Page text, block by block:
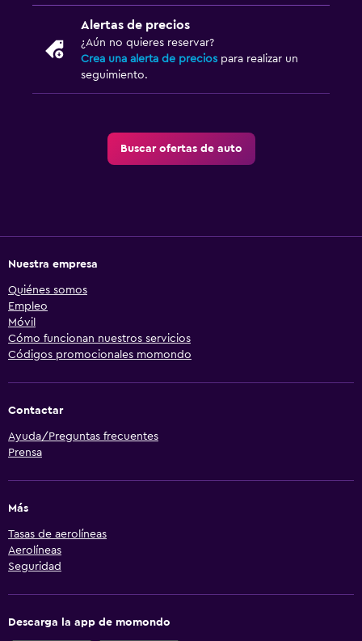
Alertas de precios
¿Aún no quieres reservar?
Crea una alerta de precios para realizar un
seguimiento.
Buscar ofertas de auto
Nuestra empresa
Quiénes somos
Empleo
Móvil
Cómo funcionan nuestros servicios
Códigos promocionales momondo
Contactar
Ayuda/Preguntas frecuentes
Prensa
Más
Tasas de aerolíneas
Aerolíneas
Seguridad
Descarga la app de momondo